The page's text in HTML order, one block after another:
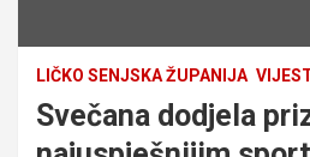
LIČKO SENJSKA ŽUPANIJA
Svečana dodjela